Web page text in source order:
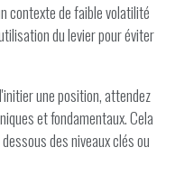
contexte de faible volatilité
du levier pour éviter
une position, attendez
et fondamentaux. Cela
des niveaux clés ou